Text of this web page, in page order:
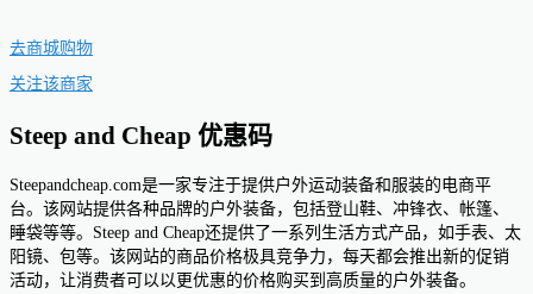
去商城购物
关注该商家
Steep and Cheap 优惠码
Steepandcheap.com是一家专注于提供户外运动装备和服装的电商平
台。该网站提供各种品牌的户外装备，包括登山鞋、冲锋衣、帐篷、
睡袋等等。Steep and Cheap还提供了一系列生活方式产品，如手表、太
阳镜、包等。该网站的商品价格极具竞争力，每天都会推出新的促销
活动，让消费者可以以更优惠的价格购买到高质量的户外装备。